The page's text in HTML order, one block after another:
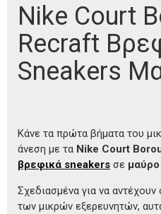
Nike Court
Recraft
Sneakers
Κάνε τα πρώτα βήματα του
άνεση με τα Nike Court
βρεφικά sneakers σε μαύρο
Σχεδιασμένα για να αντέχουν
των μικρών εξερευνητών,